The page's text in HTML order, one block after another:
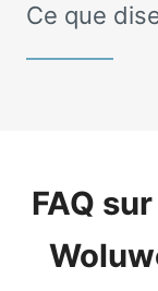
Ce que
FAQ